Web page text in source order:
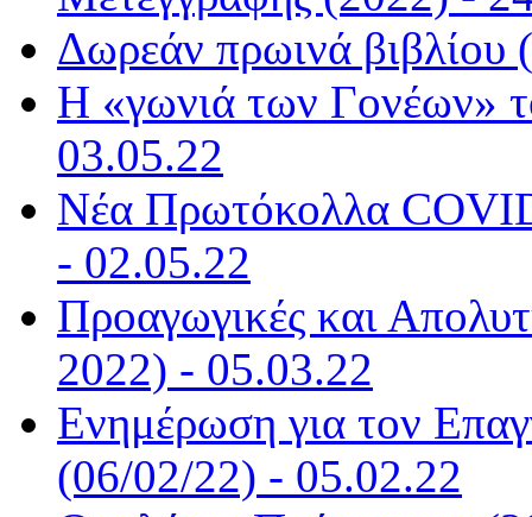
Δωρεάν πρωινά
Η «γωνιά των Γονέων»
03.05.22
Νέα Πρωτόκολλα
- 02.05.22
Προαγωγικές και
2022) - 05.03.22
Ενημέρωση για τον
(06/02/22) - 05.02.22